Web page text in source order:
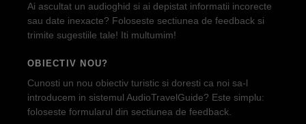
Ai ascultat un audioghid si ai depistat informatii incorecte
sau date inexacte? Foloseste sectiunea de feedback si
trimite sugestiile tale! Iti multumim!
OBIECTIV NOU?
Cunosti un nou obiectiv turistic si doresti ca noi sa-l
introducem in sistemul AudioTravelGuide? Este simplu:
foloseste formularul din sectiunea de feedback.